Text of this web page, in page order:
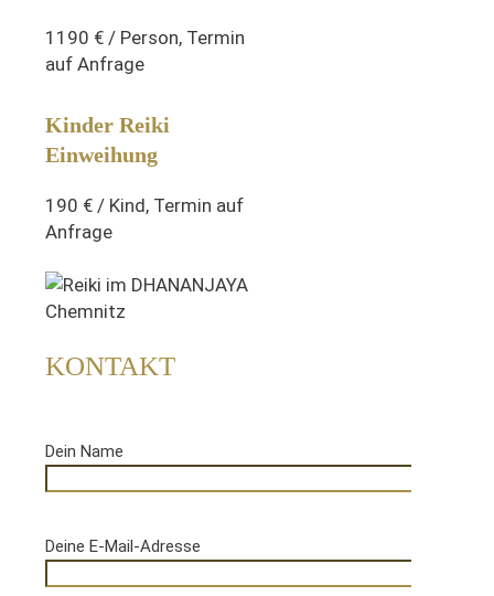
1190 € / Person, Termin
auf Anfrage
Kinder Reiki
Einweihung
190 € / Kind, Termin auf
Anfrage
KONTAKT
Dein Name
Deine E-Mail-Adresse